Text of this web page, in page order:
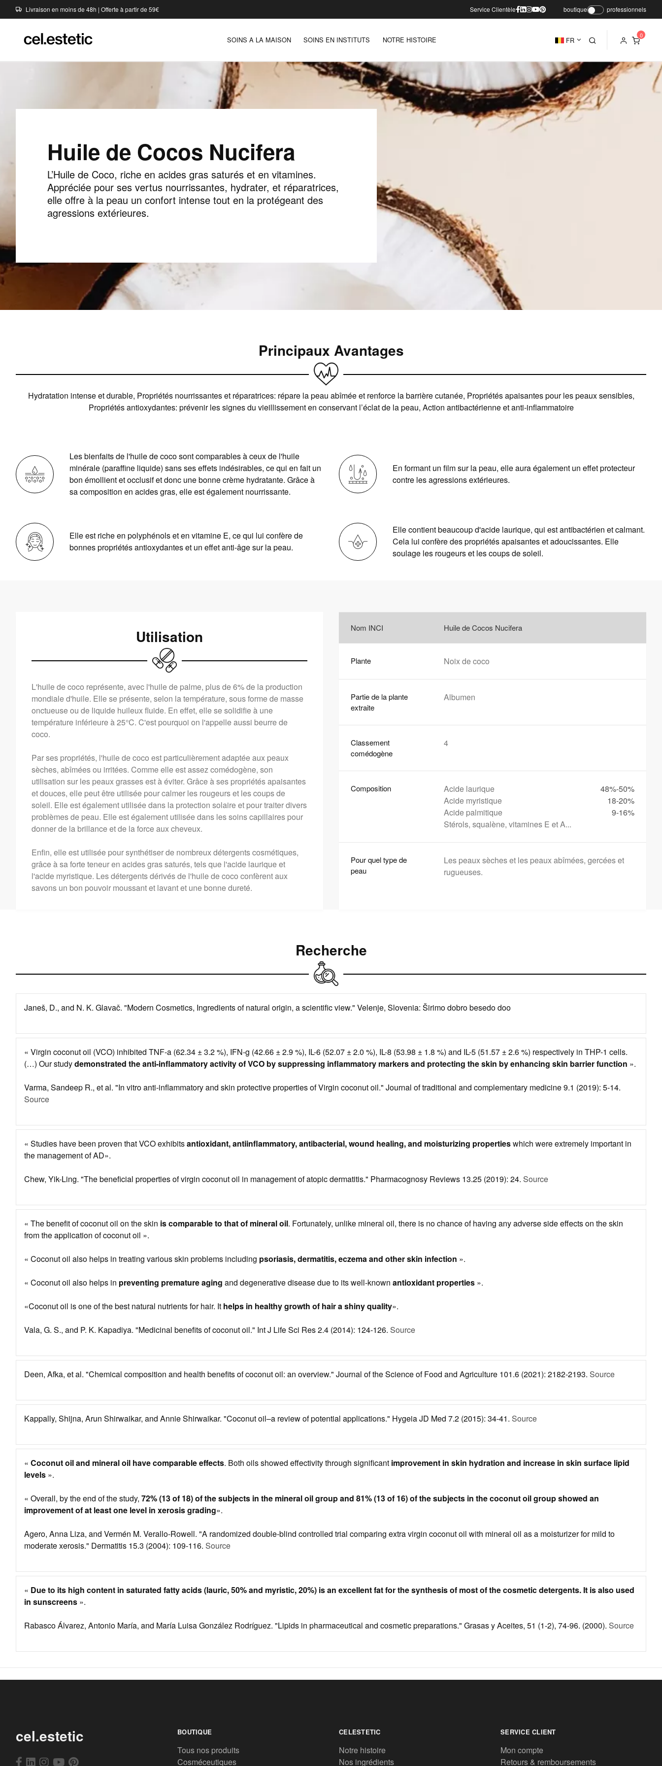
Livraison en moins de 48h | Offerte à partir de 59€ Service Clientèle boutique professionnels
SOINS A LA MAISON SOINS EN INSTITUTS NOTRE HISTOIRE FR
Huile de Cocos Nucifera
L’Huile de Coco, riche en acides gras saturés et en vitamines.
Appréciée pour ses vertus nourrissantes, hydrater, et réparatrices,
elle offre à la peau un confort intense tout en la protégeant des
agressions extérieures.
Principaux Avantages
Hydratation intense et durable, Propriétés nourrissantes et réparatrices: répare la peau abîmée et renforce la barrière cutanée, Propriétés apaisantes pour les peaux sensibles,
Propriétés antioxydantes: prévenir les signes du vieillissement en conservant l’éclat de la peau, Action antibactérienne et anti-inflammatoire
Les bienfaits de l'huile de coco sont comparables à ceux de l'huile
minérale (paraffine liquide) sans ses effets indésirables, ce qui en fait un
bon émollient et occlusif et donc une bonne crème hydratante. Grâce à
sa composition en acides gras, elle est également nourrissante.
En formant un film sur la peau, elle aura également un effet protecteur
contre les agressions extérieures.
Elle est riche en polyphénols et en vitamine E, ce qui lui confère de
bonnes propriétés antioxydantes et un effet anti-âge sur la peau.
Elle contient beaucoup d'acide laurique, qui est antibactérien et calmant.
Cela lui confère des propriétés apaisantes et adoucissantes. Elle
soulage les rougeurs et les coups de soleil.
Utilisation
L'huile de coco représente, avec l'huile de palme, plus de 6% de la production
mondiale d'huile. Elle se présente, selon la température, sous forme de masse
onctueuse ou de liquide huileux fluide. En effet, elle se solidifie à une
température inférieure à 25°C. C'est pourquoi on l'appelle aussi beurre de
coco.
Par ses propriétés, l'huile de coco est particulièrement adaptée aux peaux
sèches, abîmées ou irritées. Comme elle est assez comédogène, son
utilisation sur les peaux grasses est à éviter. Grâce à ses propriétés apaisantes
et douces, elle peut être utilisée pour calmer les rougeurs et les coups de
soleil. Elle est également utilisée dans la protection solaire et pour traiter divers
problèmes de peau. Elle est également utilisée dans les soins capillaires pour
donner de la brillance et de la force aux cheveux.
Enfin, elle est utilisée pour synthétiser de nombreux détergents cosmétiques,
grâce à sa forte teneur en acides gras saturés, tels que l'acide laurique et
l'acide myristique. Les détergents dérivés de l'huile de coco confèrent aux
savons un bon pouvoir moussant et lavant et une bonne dureté.
Nom INCI Huile de Cocos Nucifera
Plante Noix de coco
Partie de la plante
extraite
Albumen
Classement
comédogène
4
Composition Acide laurique
48%-50%
Acide myristique
18-20%
Acide palmitique
9-16%
Stérols, squalène, vitamines E et A...
Pour quel type de
peau
Les peaux sèches et les peaux abîmées, gercées et
rugueuses.
Recherche
Janeš, D., and N. K. Glavač. "Modern Cosmetics, Ingredients of natural origin, a scientific view." Velenje, Slovenia: Širimo dobro besedo doo
« Virgin coconut oil (VCO) inhibited TNF-a (62.34 ± 3.2 %), IFN-g (42.66 ± 2.9 %), IL-6 (52.07 ± 2.0 %), IL-8 (53.98 ± 1.8 %) and IL-5 (51.57 ± 2.6 %) respectively in THP-1 cells.
(…) Our studydemonstrated the anti-inflammatory activity of VCO by suppressing inflammatory markers and protecting the skin by enhancing skin barrier function ».
Varma, Sandeep R., et al. "In vitro anti-inflammatory and skin protective properties of Virgin coconut oil." Journal of traditional and complementary medicine 9.1 (2019): 5-14.
Source
« Studies have been proven that VCO exhibitsantioxidant, antiinflammatory, antibacterial, wound healing, and moisturizing propertieswhich were extremely important in
the management of AD».
Chew, Yik-Ling. "The beneficial properties of virgin coconut oil in management of atopic dermatitis." Pharmacognosy Reviews 13.25 (2019): 24. Source
« The benefit of coconut oil on the skin is comparable to that of mineral oil. Fortunately, unlike mineral oil, there is no chance of having any adverse side effects on the skin
from the application of coconut oil ».
« Coconut oil also helps in treating various skin problems including psoriasis, dermatitis, eczema and other skin infection ».
« Coconut oil also helps in preventing premature aging and degenerative disease due to its well-known antioxidant properties ».
«Coconut oil is one of the best natural nutrients for hair. It helps in healthy growth of hair a shiny quality».
Vala, G. S., and P. K. Kapadiya. "Medicinal benefits of coconut oil." Int J Life Sci Res 2.4 (2014): 124-126. Source
Deen, Afka, et al. "Chemical composition and health benefits of coconut oil: an overview." Journal of the Science of Food and Agriculture 101.6 (2021): 2182-2193. Source
Kappally, Shijna, Arun Shirwaikar, and Annie Shirwaikar. "Coconut oil–a review of potential applications." Hygeia JD Med 7.2 (2015): 34-41. Source
« Coconut oil and mineral oil have comparable effects. Both oils showed effectivity through significant improvement in skin hydration and increase in skin surface lipid
levels ».
« Overall, by the end of the study, 72% (13 of 18) of the subjects in the mineral oil group and 81% (13 of 16) of the subjects in the coconut oil group showed an
improvement of at least one level in xerosis grading».
Agero, Anna Liza, and Vermén M. Verallo-Rowell. "A randomized double-blind controlled trial comparing extra virgin coconut oil with mineral oil as a moisturizer for mild to
moderate xerosis." Dermatitis 15.3 (2004): 109-116. Source
« Due to its high content in saturated fatty acids (lauric, 50% and myristic, 20%) is an excellent fat for the synthesis of most of the cosmetic detergents. It is also used
in sunscreens ».
Rabasco Álvarez, Antonio María, and María Luisa González Rodríguez. "Lipids in pharmaceutical and cosmetic preparations." Grasas y Aceites, 51 (1-2), 74-96. (2000). Source
cel.estetic BOUTIQUE
Tous nos produits
Cosméceutiques
CELESTETIC
Notre histoire
Nos ingrédients
SERVICE CLIENT
Mon compte
Retours & remboursements